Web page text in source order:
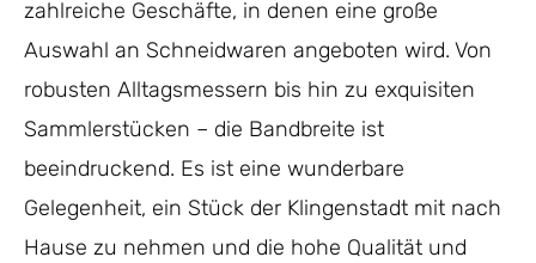
zahlreiche Geschäfte, in denen eine große
Auswahl an Schneidwaren angeboten wird. Von
robusten Alltagsmessern bis hin zu exquisiten
Sammlerstücken – die Bandbreite ist
beeindruckend. Es ist eine wunderbare
Gelegenheit, ein Stück der Klingenstadt mit nach
Hause zu nehmen und die hohe Qualität und